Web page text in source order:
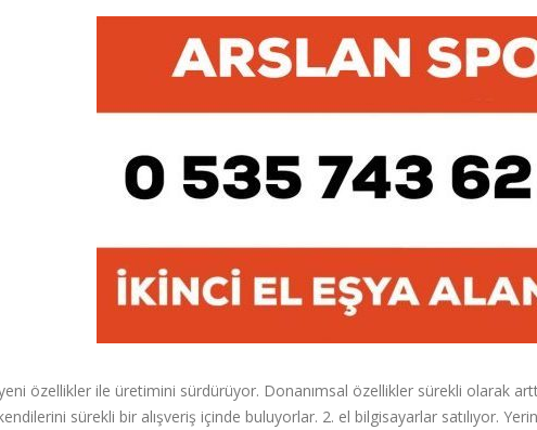
özellikler ile üretimini sürdürüyor. Donanımsal özellikler sürekli olarak
sürekli bir alışveriş içinde buluyorlar. 2. el bilgisayarlar satılıyor.